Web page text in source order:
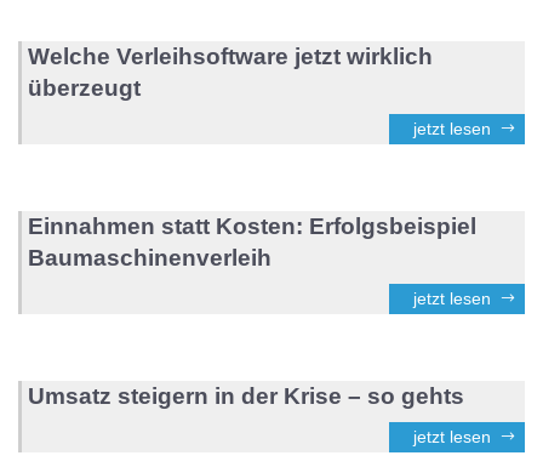
Welche Verleihsoftware jetzt wirklich
überzeugt
jetzt lesen
Einnahmen statt Kosten: Erfolgsbeispiel
Baumaschinenverleih
jetzt lesen
Umsatz steigern in der Krise – so gehts
jetzt lesen